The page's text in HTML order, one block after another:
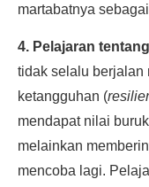
martabatnya
4. Pelajaran
tidak selalu berjalan
ketangguhan (
mendapat nilai
melainkan
mencoba lagi.